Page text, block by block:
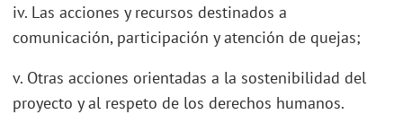
iv. Las acciones y recursos destinados a
comunicación, participación y atención de quejas;
v. Otras acciones orientadas a la sostenibilidad del
proyecto y al respeto de los derechos humanos.